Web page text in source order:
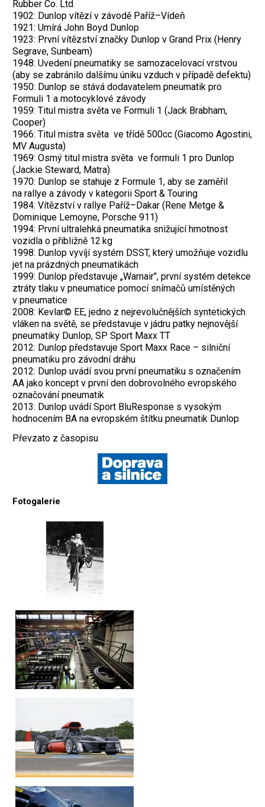
Rubber Co. Ltd
1902: Dunlop vítězí v závodě Paříž–Vídeň
1921: Umírá John Boyd Dunlop
1923: První vítězství značky Dunlop v Grand Prix (Henry
Segrave, Sunbeam)
1948: Uvedení pneumatiky se samozacelovací vrstvou
(aby se zabránilo dalšímu úniku vzduch v případě defektu)
1950: Dunlop se stává dodavatelem pneumatik pro
Formuli 1 a motocyklové závody
1959: Titul mistra světa ve Formuli 1 (Jack Brabham,
Cooper)
1966: Titul mistra světa ve třídě 500cc (Giacomo Agostini,
MV Augusta)
1969: Osmý titul mistra světa ve formuli 1 pro Dunlop
(Jackie Steward, Matra)
1970: Dunlop se stahuje z Formule 1, aby se zaměřil
na rallye a závody v kategorii Sport & Touring
1984: Vítězství v rallye Paříž–Dakar (Rene Metge &
Dominique Lemoyne, Porsche 911)
1994: První ultralehká pneumatika snižující hmotnost
vozidla o přibližně 12 kg
1998: Dunlop vyvíjí systém DSST, který umožňuje vozidlu
jet na prázdných pneumatikách
1999: Dunlop představuje „Warnair", první systém detekce
ztráty tlaku v pneumatice pomocí snímačů umístěných
v pneumatice
2008: Kevlar© EE, jedno z nejrevolučnějších syntetických
vláken na světě, se představuje v jádru patky nejnovější
pneumatiky Dunlop, SP Sport Maxx TT
2012: Dunlop představuje Sport Maxx Race – silniční
pneumatiku pro závodní dráhu
2012: Dunlop uvádí svou první pneumatiku s označením
AA jako koncept v první den dobrovolného evropského
označování pneumatik
2013: Dunlop uvádí Sport BluResponse s vysokým
hodnocením BA na evropském štítku pneumatik Dunlop
Převzato z časopisu
Fotogalerie